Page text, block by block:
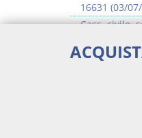
16631 (03/
Cass. civile,
Cass. civile,